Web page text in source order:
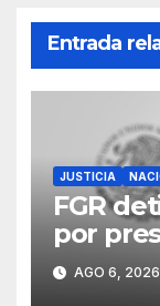
Entrada
JUSTICIA
FGR
por
AGO 6, 2026